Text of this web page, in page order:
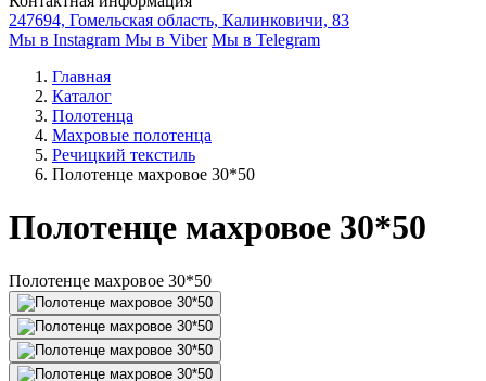
247694, Гомельская область, Калинковичи, 83
Мы в Instagram Мы в Viber Мы в Telegram
Главная
Каталог
Полотенца
Махровые полотенца
Речицкий текстиль
Полотенце махровое 30*50
Полотенце махровое 30*50
Полотенце махровое 30*50